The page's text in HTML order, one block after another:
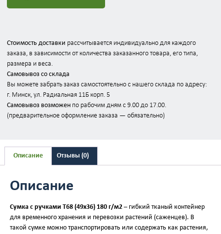
Стоимость доставки рассчитывается индивидуально для каждого
заказа, в зависимости от количества заказанного товара, его типа,
размера и веса.
Самовывоз со склада
Вы можете забрать заказ самостоятельно с нашего склада по адресу:
г. Минск, ул. Радиальная 11Б корп. 5
Самовывоз возможен по рабочим дням с 9.00 до 17.00.
(предварительное оформление заказа — обязательно)
Описание Отзывы (0)
Описание
Сумка с ручками T68 (49х36) 180 г/м2 – гибкий тканый контейнер
для временного хранения и перевозки растений (саженцев). В
такой сумке можно транспортировать или содержать как растения,